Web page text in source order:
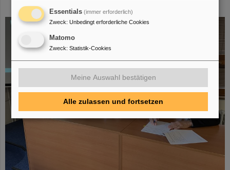
Construction Memorandum of Understanding
Essentials (immer erforderlich)
Zweck: Unbedingt erforderliche Cookies
Matomo
Zweck: Statistik-Cookies
Meine Auswahl bestätigen
Alle zulassen und fortsetzen